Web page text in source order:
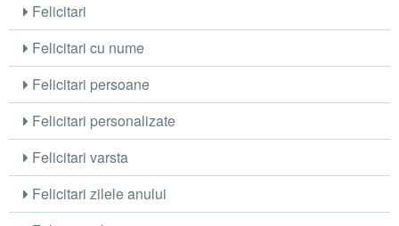
Felicitari
Felicitari cu nume
Felicitari persoane
Felicitari personalizate
Felicitari varsta
Felicitari zilele anului